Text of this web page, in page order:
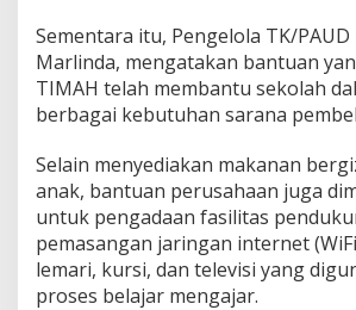
Sementara itu, Pengelola TK/PAUD
Marlinda, mengatakan bantuan
TIMAH telah membantu sekolah
berbagai kebutuhan sarana
Selain menyediakan makanan
anak, bantuan perusahaan juga
untuk pengadaan fasilitas
pemasangan jaringan internet
lemari, kursi, dan televisi yang
proses belajar mengajar.